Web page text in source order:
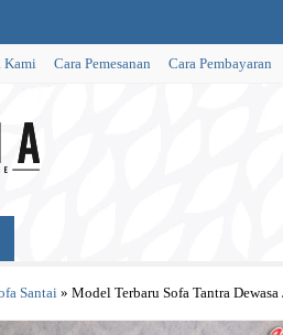
Kami Cara Pemesanan Cara Pembayaran
Santai » Model Terbaru Sofa Tantra Dewasa